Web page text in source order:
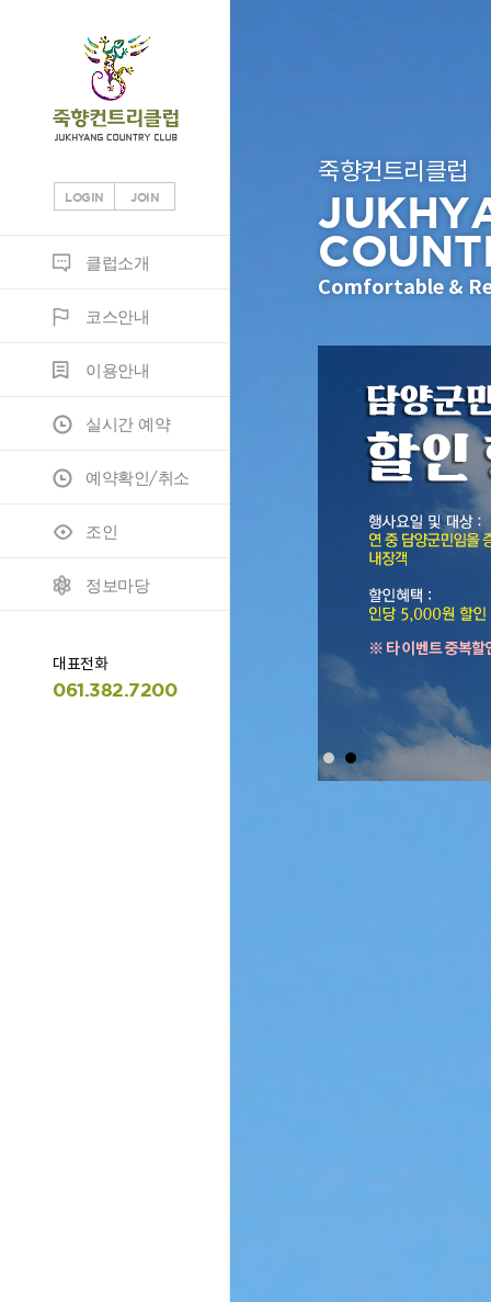
LOGIN JOIN
클럽소개
코스안내
이용안내
실시간 예약
예약확인/취소
조인
정보마당
대표전화
061.382.7200
클럽소개
클럽소개
부대시설
오시는 길
코스안내
코스소개
코스공략도
스코어카드
이용안내
이용안내
노캐디이용안내
예약안내
위약규정
모바일 이용안내
실시간 예약
예약확인/취소
조인
조인게시판
JH조인
정보마당
공지사항
고객게시판
포토갤러리
자료실
명예의 전당
죽향컨트리클럽
Comfortable &